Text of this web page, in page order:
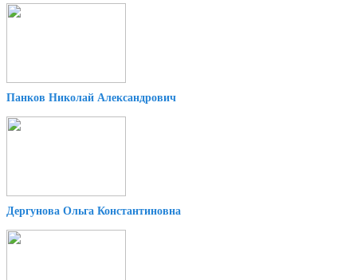
Панков Николай Александрович
Дергунова Ольга Константиновна